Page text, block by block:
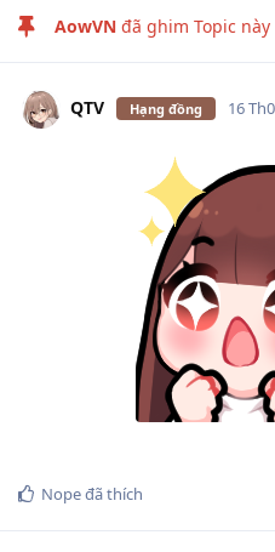
AowVN đã ghim Topic này
QTV Hạng đồng 16
Nopeđã thích